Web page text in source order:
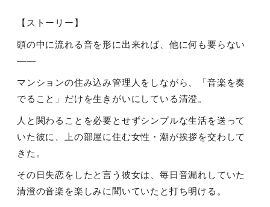
【ストーリー】
頭の中に流れる音を形に出来れば、他に何も要らない
——
マンションの住み込み管理人をしながら、「音楽を奏
でること」だけを生きがいにしている清澄。
人と関わることを必要とせずシンプルな生活を送って
いた彼に、上の部屋に住む女性・潮が挨拶を交わして
きた。
その日失恋をしたと言う彼女は、毎日音漏れしていた
清澄の音楽を楽しみに聞いていたと打ち明ける。